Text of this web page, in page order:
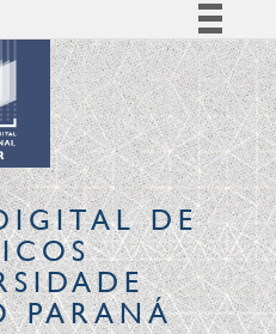
Simplifique!
Comunica BR
Participe
Acesso à informação
Legislação
CanaisDE
PARANÁ